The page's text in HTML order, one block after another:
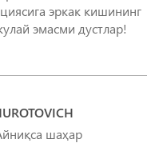
эркак кишининг
эмасми дустлар!
шаҳар